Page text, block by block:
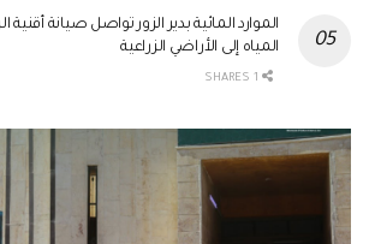
الموارد المائية بدير الزور تواصل صيانة
المياه إلى الأراضي الزراعية